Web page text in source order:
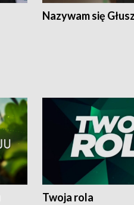
Nazywam się
Twoja rola